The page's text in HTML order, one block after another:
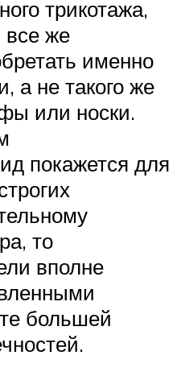
трикотажа,
все же
именно
а не такого же
или носки.
покажется для
то
вполне
большей